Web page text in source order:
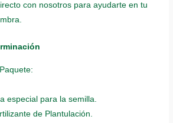
con nosotros para ayudarte en tu
especial para la semilla.
de Plantulación.